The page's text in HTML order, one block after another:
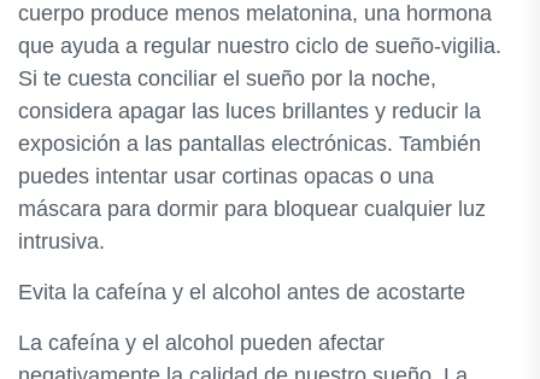
cuerpo produce menos melatonina, una hormona
que ayuda a regular nuestro ciclo de sueño-vigilia.
Si te cuesta conciliar el sueño por la noche,
considera apagar las luces brillantes y reducir la
exposición a las pantallas electrónicas. También
puedes intentar usar cortinas opacas o una
máscara para dormir para bloquear cualquier luz
intrusiva.
Evita la cafeína y el alcohol antes de acostarte
La cafeína y el alcohol pueden afectar